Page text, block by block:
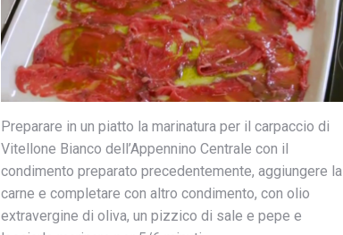
Preparare in un piatto la marinatura per il carpaccio di
Vitellone Bianco dell’Appennino Centrale con il
condimento preparato precedentemente, aggiungere la
carne e completare con altro condimento, con olio
extravergine di oliva, un pizzico di sale e pepe e